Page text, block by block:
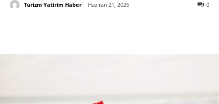
0
Turizm Yatirim Haber Haziran 21, 2025